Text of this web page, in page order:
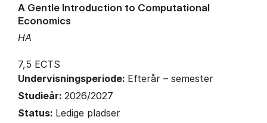
HA
A Gentle Introduction to Computational
Economics
7,5 ECTS
Undervisningsperiode: Efterår – semester
Studieår: 2026/2027
Status: Ledige pladser